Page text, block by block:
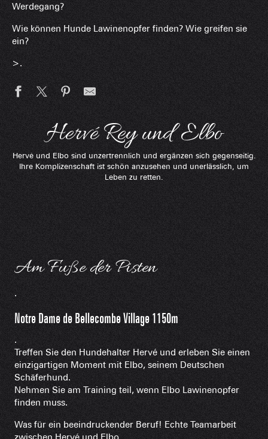
Werdegang?
Wie können Hunde Lawinenopfer finden? Wie greifen sie
ein?
>.
Hervé Rey und Elbo
Hervé und Elbo sind unzertrennlich und ergänzen sich gegenseitig.
Ihre Komplizenschaft ist schön anzusehen und unerlässlich, um
Leben zu retten.
Am Fuße der Pisten
.
Notre Dame de Bellecombe Village 1150m
.
Treffen Sie den Hundehalter Hervé und erleben Sie einen
einzigartigen Moment mit Elbo, seinem Deutschen
Schäferhund.
Nehmen Sie am Training teil, wenn Elbo Lawinenopfer
finden muss.
Was für ein beeindruckender Beruf! Echte Teamarbeit